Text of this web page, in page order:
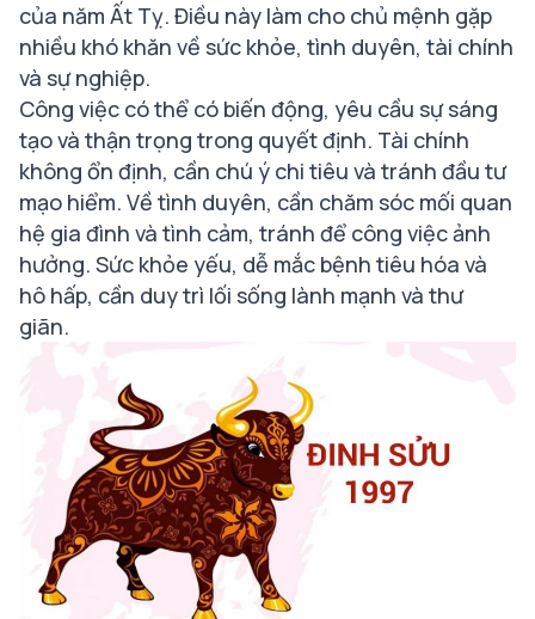
của năm Ất Tỵ. Điều này làm cho chủ mệnh gặp
nhiều khó khăn về sức khỏe, tình duyên, tài chính
và sự nghiệp.
Công việc có thể có biến động, yêu cầu sự sáng
tạo và thận trọng trong quyết định. Tài chính
không ổn định, cần chú ý chi tiêu và tránh đầu tư
mạo hiểm. Về tình duyên, cần chăm sóc mối quan
hệ gia đình và tình cảm, tránh để công việc ảnh
hưởng. Sức khỏe yếu, dễ mắc bệnh tiêu hóa và
hô hấp, cần duy trì lối sống lành mạnh và thư
giãn.